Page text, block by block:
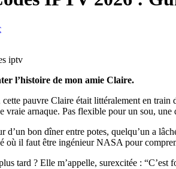
l’histoire de mon amie Claire.
pauvre Claire était littéralement en train
vraie arnaque. Pas flexible pour un sou,
d’un bon dîner entre potes, quelqu’un a
où il faut être ingénieur NASA pour
tard ? Elle m’appelle, surexcitée :